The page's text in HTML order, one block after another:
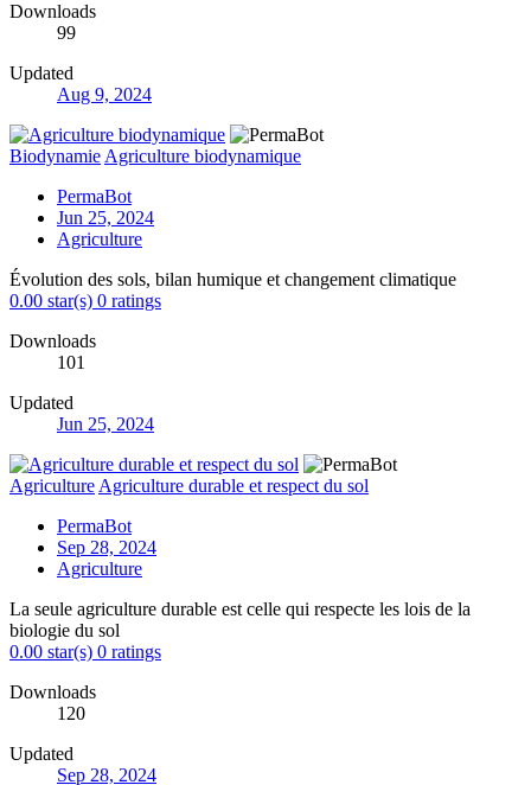
Downloads
99
Updated
Aug 9, 2024
Biodynamie Agriculture biodynamique
PermaBot
Jun 25, 2024
Agriculture
Évolution des sols, bilan humique et changement climatique
0.00 star(s) 0 ratings
Downloads
101
Updated
Jun 25, 2024
Agriculture Agriculture durable et respect du sol
PermaBot
Sep 28, 2024
Agriculture
La seule agriculture durable est celle qui respecte les lois de la
biologie du sol
0.00 star(s) 0 ratings
Downloads
120
Updated
Sep 28, 2024